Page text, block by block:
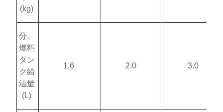
(kg)
分。
燃料
タン
ク給
油量
(L)
1.6 2.0 3.0